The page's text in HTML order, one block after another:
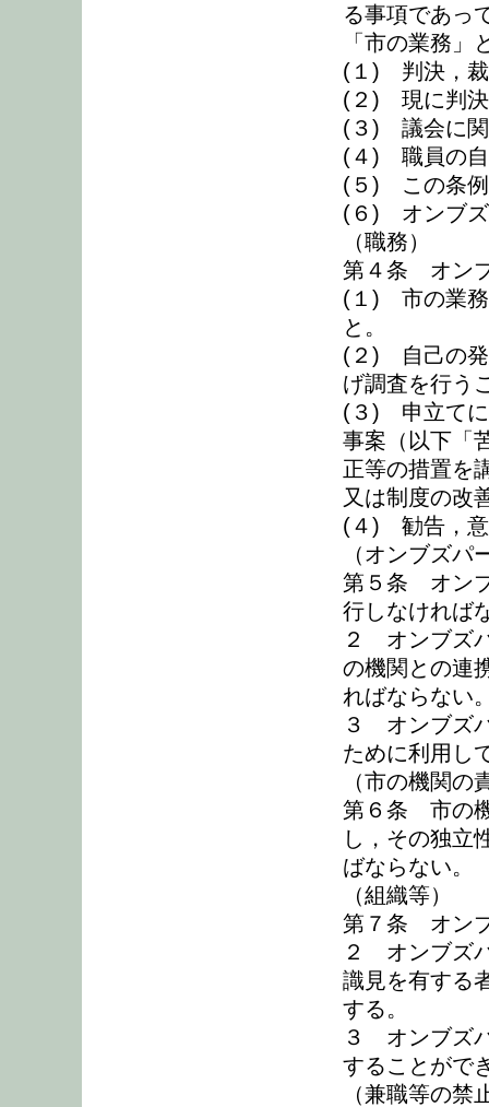
る事項であっ
「市の業務」
(１) 判決，裁
(２) 現に判決
(３) 議会に関
(４) 職員の自
(５) この条例
(６) オンブズ
（職務）
第４条 オン
(１) 市の業務
と。
(２) 自己の発
げ調査を行う
(３) 申立てに
事案（以下「
正等の措置を
又は制度の改
(４) 勧告，意
（オンブズパ
第５条 オン
行しなければ
２ オンブズ
の機関との連
ればならない
３ オンブズ
ために利用し
（市の機関の
第６条 市の
し，その独立
ばならない。
（組織等）
第７条 オン
２ オンブズ
識見を有する
する。
３ オンブズ
することがで
（兼職等の禁